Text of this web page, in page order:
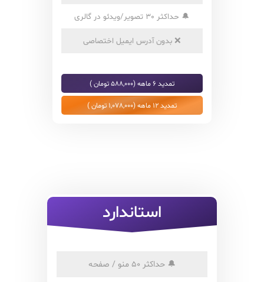
🔔 حداکثر 30 تصویر/ویدئو در گالری
❌ بدون آدرس ایمیل اختصاصی
تمدید 6 ماهه (588,000 تومان )
تمدید 12 ماهه (1,078,000 تومان )
استاندارد
🔔 حداکثر 50 منو / صفحه